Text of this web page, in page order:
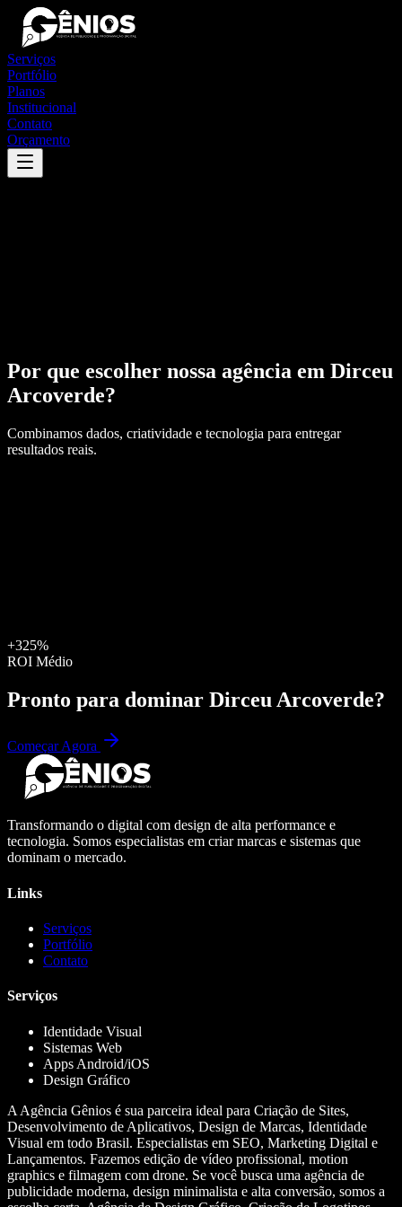
Serviços
Portfólio
Planos
Institucional
Contato
Orçamento
Por que escolher nossa agência em Dirceu
Arcoverde?
Combinamos dados, criatividade e tecnologia para entregar
resultados reais.
+325%
ROI Médio
Pronto para dominar Dirceu Arcoverde?
Começar Agora
Transformando o digital com design de alta performance e
tecnologia. Somos especialistas em criar marcas e sistemas que
dominam o mercado.
Links
Serviços
Portfólio
Contato
Serviços
Identidade Visual
Sistemas Web
Apps Android/iOS
Design Gráfico
A Agência Gênios é sua parceira ideal para Criação de Sites,
Desenvolvimento de Aplicativos, Design de Marcas, Identidade
Visual em todo Brasil. Especialistas em SEO, Marketing Digital e
Lançamentos. Fazemos edição de vídeo profissional, motion
graphics e filmagem com drone. Se você busca uma agência de
publicidade moderna, design minimalista e alta conversão, somos a